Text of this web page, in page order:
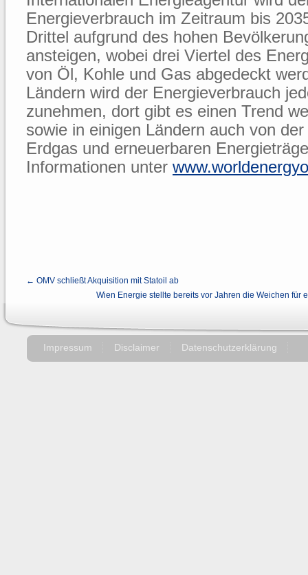
Energieverbrauch im Zeitraum bis
Drittel aufgrund des hohen
ansteigen, wobei drei Viertel des
von Öl, Kohle und Gas abgedeckt
Ländern wird der Energieverbrauch
zunehmen, dort gibt es einen Trend
sowie in einigen Ländern auch von
Erdgas und erneuerbaren
Informationen unter
← OMV schließt Akquisition mit Statoil ab
Wien Energie stellte bereits vor Jahren die Weichen
Impressum Disclaimer Datenschutzerklärung